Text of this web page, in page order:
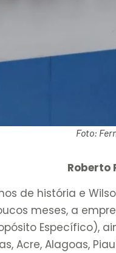
Foto:
Roberto
de história e
meses, a
Específico),
Acre, Alagoas,